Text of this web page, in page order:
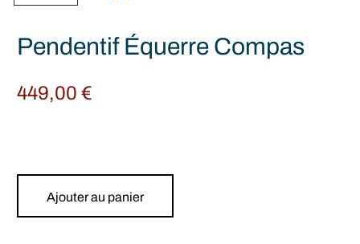
Pendentif Équerre Compas
449,00€
Ajouter au panier